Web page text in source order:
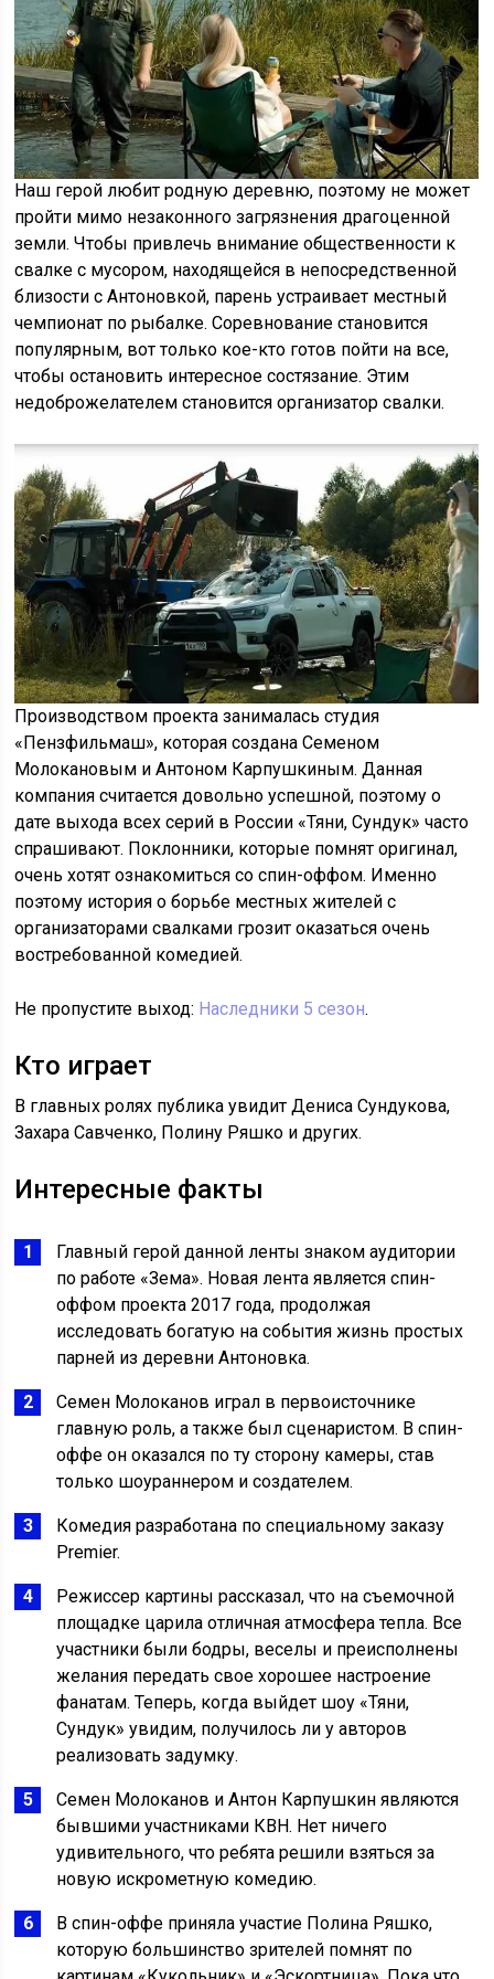
Наш герой любит родную деревню, поэтому не может
пройти мимо незаконного загрязнения драгоценной
земли. Чтобы привлечь внимание общественности к
свалке с мусором, находящейся в непосредственной
близости с Антоновкой, парень устраивает местный
чемпионат по рыбалке. Соревнование становится
популярным, вот только кое-кто готов пойти на все,
чтобы остановить интересное состязание. Этим
недоброжелателем становится организатор свалки.
Производством проекта занималась студия
«Пензфильмаш», которая создана Семеном
Молокановым и Антоном Карпушкиным. Данная
компания считается довольно успешной, поэтому о
дате выхода всех серий в России «Тяни, Сундук» часто
спрашивают. Поклонники, которые помнят оригинал,
очень хотят ознакомиться со спин-оффом. Именно
поэтому история о борьбе местных жителей с
организаторами свалками грозит оказаться очень
востребованной комедией.
Не пропустите выход: Наследники 5 сезон.
Кто играет
В главных ролях публика увидит Дениса Сундукова,
Захара Савченко, Полину Ряшко и других.
Интересные факты
Главный герой данной ленты знаком аудитории
по работе «Зема». Новая лента является спин-
оффом проекта 2017 года, продолжая
исследовать богатую на события жизнь простых
парней из деревни Антоновка.
Семен Молоканов играл в первоисточнике
главную роль, а также был сценаристом. В спин-
оффе он оказался по ту сторону камеры, став
только шоураннером и создателем.
Комедия разработана по специальному заказу
Premier.
Режиссер картины рассказал, что на съемочной
площадке царила отличная атмосфера тепла. Все
участники были бодры, веселы и преисполнены
желания передать свое хорошее настроение
фанатам. Теперь, когда выйдет шоу «Тяни,
Сундук» увидим, получилось ли у авторов
реализовать задумку.
Семен Молоканов и Антон Карпушкин являются
бывшими участниками КВН. Нет ничего
удивительного, что ребята решили взяться за
новую искрометную комедию.
В спин-оффе приняла участие Полина Ряшко,
которую большинство зрителей помнят по